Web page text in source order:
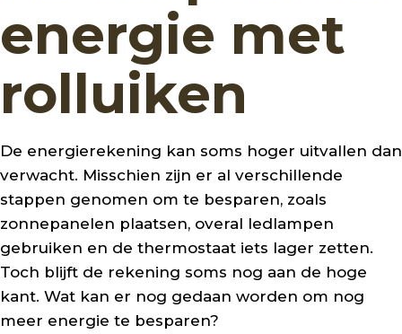
energie met
rolluiken
De energierekening kan soms hoger uitvallen dan
verwacht. Misschien zijn er al verschillende
stappen genomen om te besparen, zoals
zonnepanelen plaatsen, overal ledlampen
gebruiken en de thermostaat iets lager zetten.
Toch blijft de rekening soms nog aan de hoge
kant. Wat kan er nog gedaan worden om nog
meer energie te besparen?